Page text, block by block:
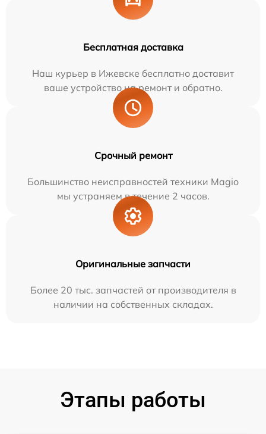
Бесплатная доставка
Наш курьер в Ижевске бесплатно доставит
ваше устройство на ремонт и обратно.
Срочный ремонт
Большинство неисправностей техники Magio
мы устраняем в течение 2 часов.
Оригинальные запчасти
Более 20 тыс. запчастей от производителя в
наличии на собственных складах.
Этапы работы